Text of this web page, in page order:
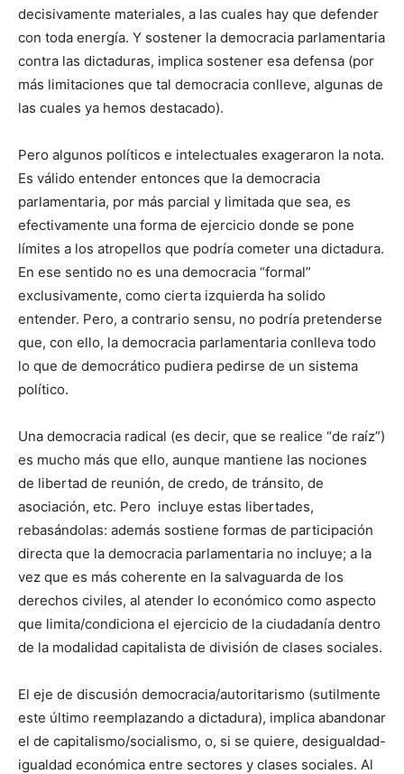
decisivamente materiales, a las cuales hay que defender
con toda energía. Y sostener la democracia parlamentaria
contra las dictaduras, implica sostener esa defensa (por
más limitaciones que tal democracia conlleve, algunas de
las cuales ya hemos destacado).
Pero algunos políticos e intelectuales exageraron la nota.
Es válido entender entonces que la democracia
parlamentaria, por más parcial y limitada que sea, es
efectivamente una forma de ejercicio donde se pone
límites a los atropellos que podría cometer una dictadura.
En ese sentido no es una democracia “formal”
exclusivamente, como cierta izquierda ha solido
entender. Pero, a contrario sensu, no podría pretenderse
que, con ello, la democracia parlamentaria conlleva todo
lo que de democrático pudiera pedirse de un sistema
político.
Una democracia radical (es decir, que se realice “de raíz”)
es mucho más que ello, aunque mantiene las nociones
de libertad de reunión, de credo, de tránsito, de
asociación, etc. Pero incluye estas libertades,
rebasándolas: además sostiene formas de participación
directa que la democracia parlamentaria no incluye; a la
vez que es más coherente en la salvaguarda de los
derechos civiles, al atender lo económico como aspecto
que limita/condiciona el ejercicio de la ciudadanía dentro
de la modalidad capitalista de división de clases sociales.
El eje de discusión democracia/autoritarismo (sutilmente
este último reemplazando a dictadura), implica abandonar
el de capitalismo/socialismo, o, si se quiere, desigualdad-
igualdad económica entre sectores y clases sociales. Al